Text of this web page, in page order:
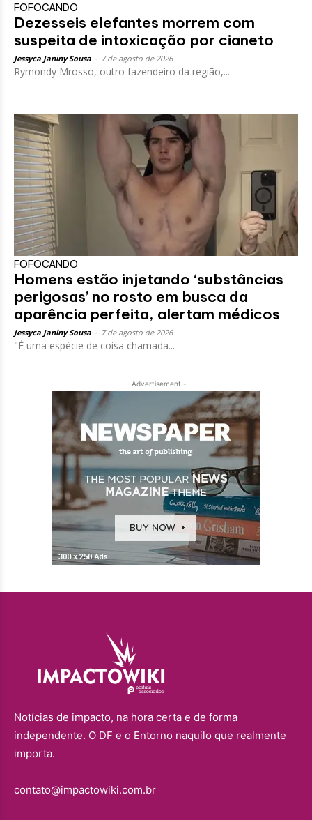
FOFOCANDO
Dezesseis elefantes morrem com
suspeita de intoxicação por cianeto
Jessyca Janiny Sousa 7 de agosto de 2026
Rymondy Mrosso, outro fazendeiro da região,...
FOFOCANDO
Homens estão injetando ‘substâncias
perigosas’ no rosto em busca da
aparência perfeita, alertam médicos
Jessyca Janiny Sousa 7 de agosto de 2026
"É uma espécie de coisa chamada...
- Advertisement -
Notícias de impacto, na hora certa e de forma
independente. O DF e o Entorno naquilo que realmente
importa.
contato@impactowiki.com.br